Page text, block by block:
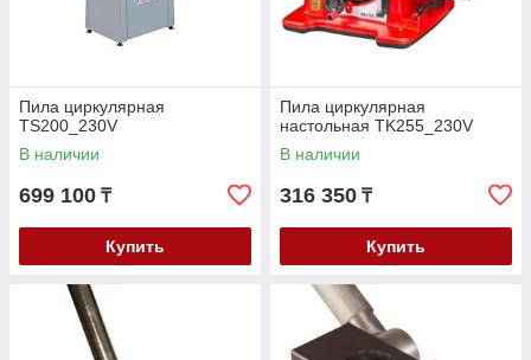
Пила циркулярная
TS200_230V
В наличии
699 100 ₸
Купить
Пила циркулярная
настольная TK255_230V
В наличии
316 350 ₸
Купить